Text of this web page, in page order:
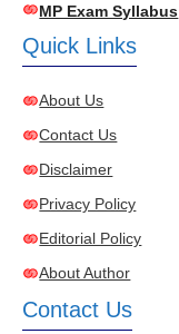
MP Exam Syllabus
Quick Links
About Us
Contact Us
Disclaimer
Privacy Policy
Editorial Policy
About Author
Contact Us